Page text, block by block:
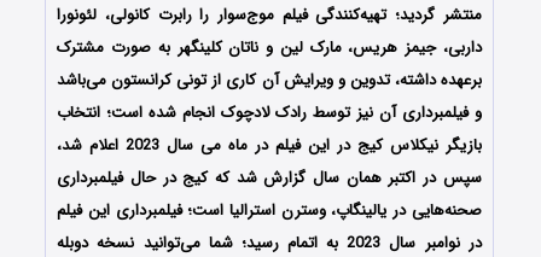
منتشر گردید؛ تهیه‌کنندگی فیلم موج‌سوار را رابرت کانولی، لئونورا
داربی، جیمز هریس، مارک لین و ناتان کلینگهر به صورت مشترک
برعهده داشته، تدوین و ویرایش آن کاری ازتونی کرانستون می‌باشد
و فیلمبرداری آن نیز توسط رادک لادچوک انجام شده است؛ انتخاب
بازیگر نیکلاس کیج در این فیلم در ماه می سال 2023 اعلام شد،
سپس در اکتبر همان سال گزارش شد که کیج در حال فیلمبرداری
صحنه‌هایی در یالینگاپ، وسترن استرالیا است؛ فیلمبرداری این فیلم
در نوامبر سال 2023 به اتمام رسید؛ شما می‌توانید نسخه دوبله